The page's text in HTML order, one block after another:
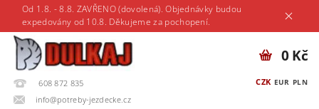
Od 1.8. - 8.8. ZAVŘENO (dovolená). Objednávky budou
expedovány od 10.8. Děkujeme za pochopení.
608 872 835
info@potreby-jezdecke.cz
CZK EUR PLN
0 Kč